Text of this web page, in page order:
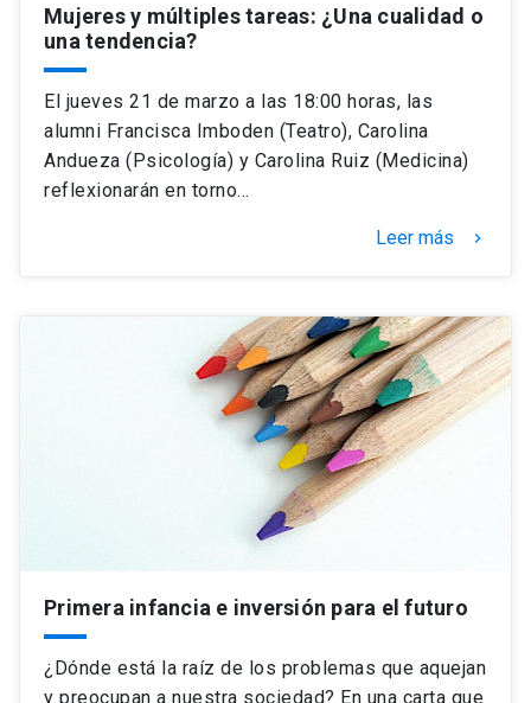
Mujeres y múltiples tareas: ¿Una cualidad o
una tendencia?
El jueves 21 de marzo a las 18:00 horas, las
alumni Francisca Imboden (Teatro), Carolina
Andueza (Psicología) y Carolina Ruiz (Medicina)
reflexionarán en torno…
Leer más keyboard_arrow_right
Primera infancia e inversión para el futuro
¿Dónde está la raíz de los problemas que aquejan
y preocupan a nuestra sociedad? En una carta que